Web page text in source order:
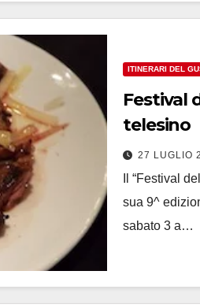
ITINERARI DEL
Festival
telesino
27 LUGLIO
Il “Festival
sua 9^
sabato 3 a…